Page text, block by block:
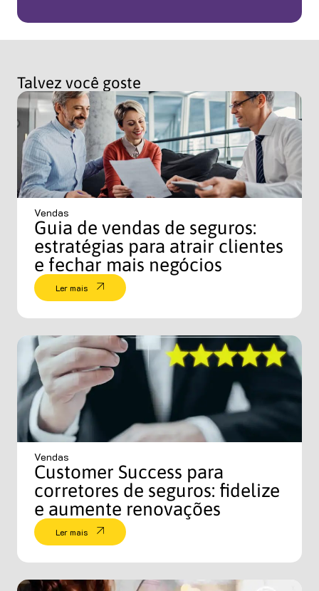
Talvez você goste
Vendas
Guia de vendas de seguros:
estratégias para atrair clientes
e fechar mais negócios
Ler mais
Vendas
Customer Success para
corretores de seguros: fidelize
e aumente renovações
Ler mais